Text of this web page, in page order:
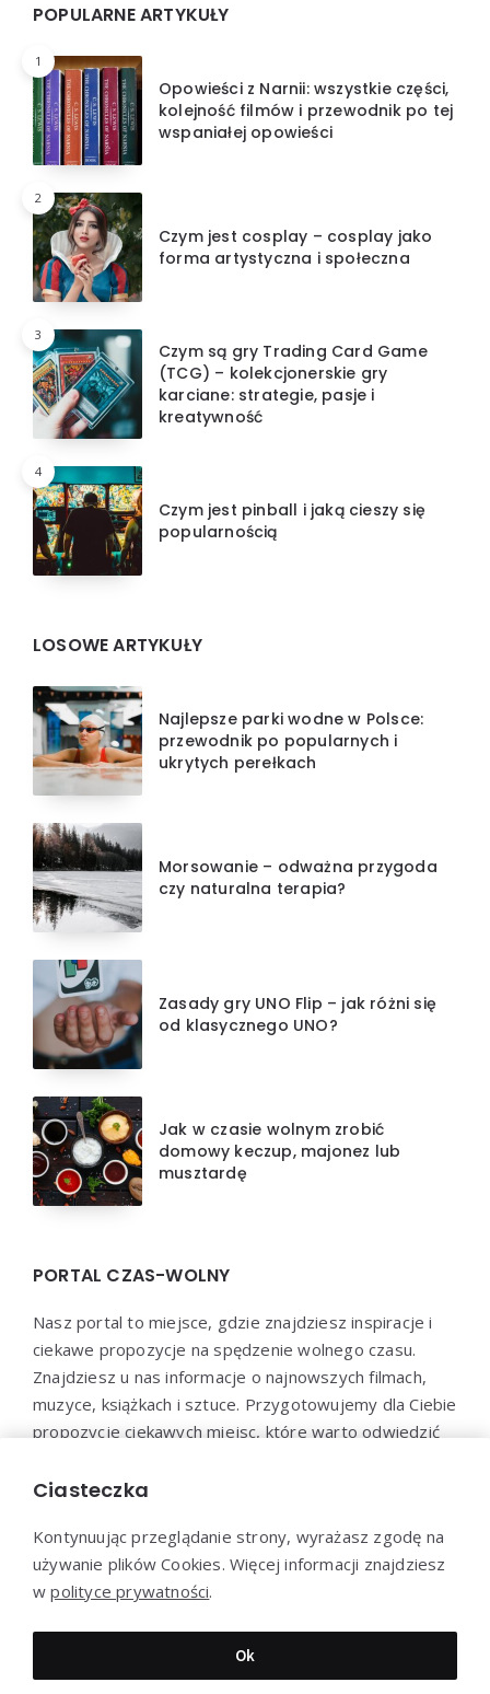
POPULARNE ARTYKUŁY
1
Opowieści z Narnii: wszystkie części,
kolejność filmów i przewodnik po tej
wspaniałej opowieści
2
Czym jest cosplay – cosplay jako
forma artystyczna i społeczna
3
Czym są gry Trading Card Game
(TCG) – kolekcjonerskie gry
karciane: strategie, pasje i
kreatywność
4
Czym jest pinball i jaką cieszy się
popularnością
LOSOWE ARTYKUŁY
Najlepsze parki wodne w Polsce:
przewodnik po popularnych i
ukrytych perełkach
Morsowanie – odważna przygoda
czy naturalna terapia?
Zasady gry UNO Flip – jak różni się
od klasycznego UNO?
Jak w czasie wolnym zrobić
domowy keczup, majonez lub
musztardę
PORTAL CZAS-WOLNY
Nasz portal to miejsce, gdzie znajdziesz inspiracje i
ciekawe propozycje na spędzenie wolnego czasu.
Znajdziesz u nas informacje o najnowszych filmach,
muzyce, książkach i sztuce. Przygotowujemy dla Ciebie
propozycje ciekawych miejsc, które warto odwiedzić
zrelaksować się. Dołącz do naszej społeczności i
Dziękujemy za wizytę - Czas-Wolny.pl © 2023
Ciasteczka
Kontynuując przeglądanie strony, wyrażasz zgodę na
używanie plików Cookies. Więcej informacji znajdziesz
wpolityce prywatności.
Ok